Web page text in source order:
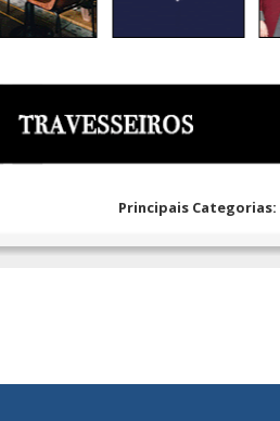
Principais Categorias: